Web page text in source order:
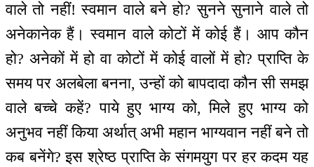
वाले तो नहीं! स्वमान वाले बने हो? सुनने सुनाने वाले तो
अनेकानेक हैं। स्वमान वाले कोटों में कोई हैं। आप कौन
हो? अनेकों में हो वा कोटों में कोई वालों में हो? प्राप्ति के
समय पर अलबेला बनना, उन्हों को बापदादा कौन सी समझ
वाले बच्चे कहें? पाये हुए भाग्य को, मिले हुए भाग्य को
अनुभव नहीं किया अर्थात् अभी महान भाग्यवान नहीं बने तो
कब बनेंगे? इस श्रेष्ठ प्राप्ति के संगमयुग पर हर कदम यह